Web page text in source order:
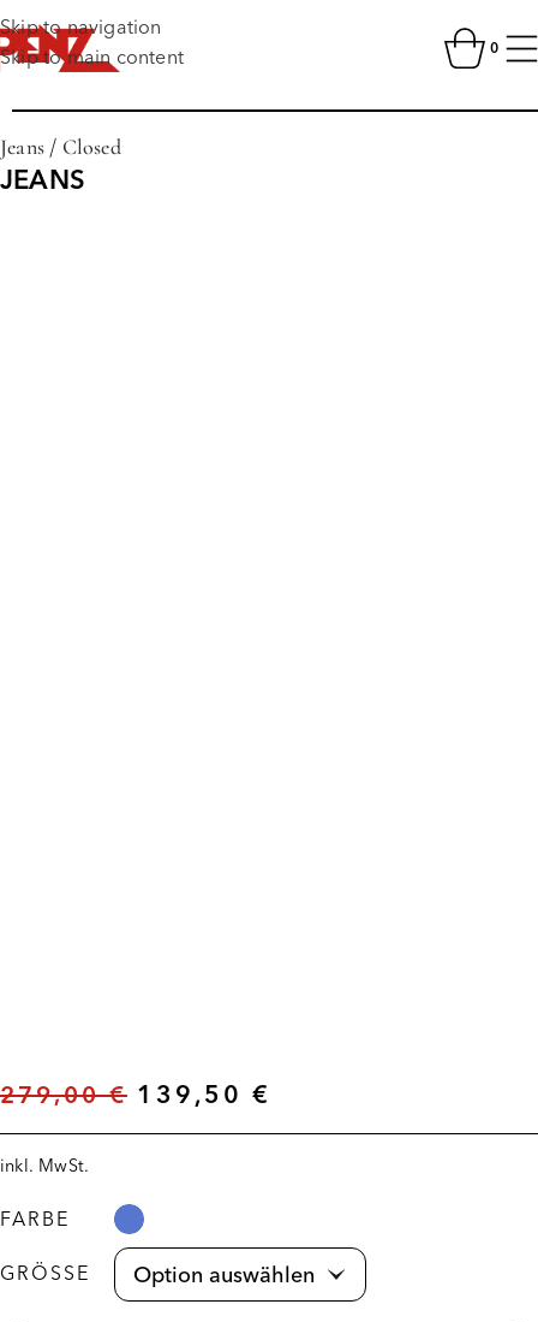
Skip to navigation
Skip to main content
0
Jeans / Closed
JEANS
279,00€ 139,50 €
inkl. MwSt.
FARBE
GRÖSSE